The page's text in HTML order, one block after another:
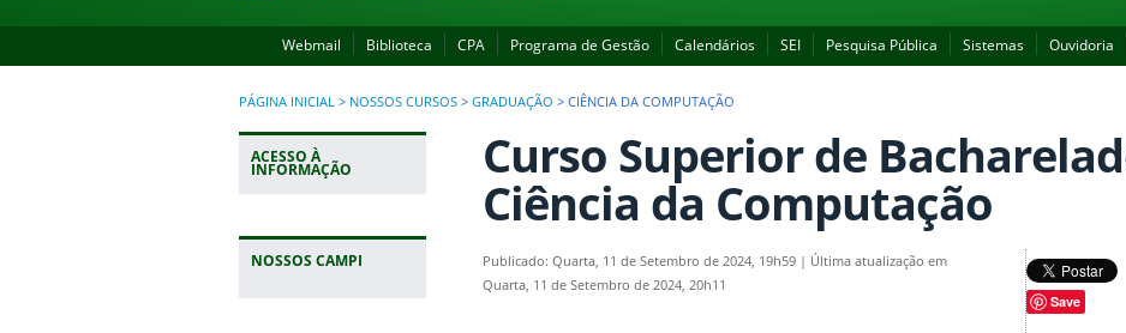
Webmail Biblioteca CPA Programa de Gestão Calendários SEI Pesquisa Pública Sistemas Ouvidoria
PÁGINA INICIAL > NOSSOS CURSOS > GRADUAÇÃO > CIÊNCIA DA COMPUTAÇÃO
ACESSO À
INFORMAÇÃO
NOSSOS CAMPI
Curso Superior de
Ciência da Computação
Publicado: Quarta, 11 de Setembro de 2024, 19h59 | Última atualização em
Quarta, 11 de Setembro de 2024, 20h11
Save